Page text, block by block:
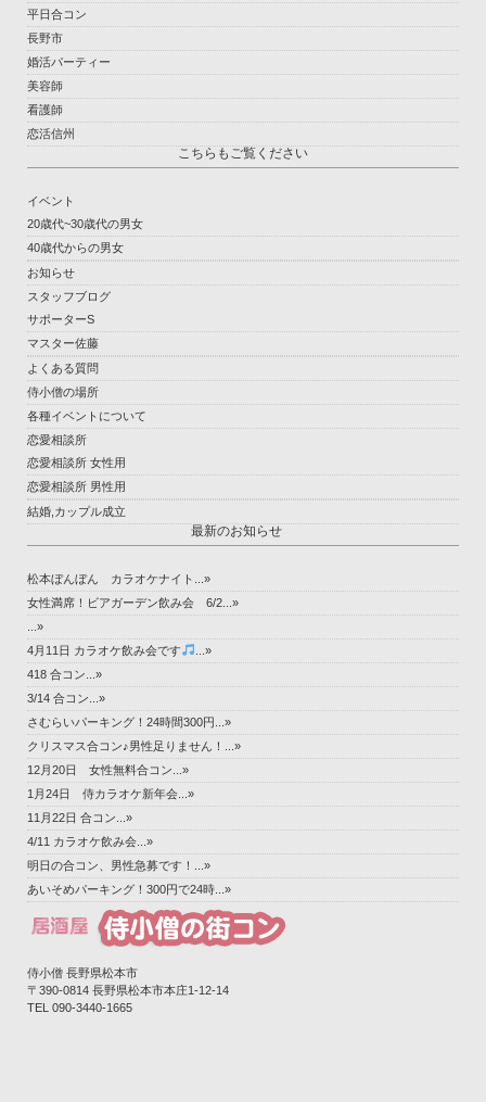
平日合コン
長野市
婚活パーティー
美容師
看護師
恋活信州
こちらもご覧ください
イベント
20歳代~30歳代の男女
40歳代からの男女
お知らせ
スタッフブログ
サポーターS
マスター佐藤
よくある質問
侍小僧の場所
各種イベントについて
恋愛相談所
恋愛相談所 女性用
恋愛相談所 男性用
結婚,カップル成立
最新のお知らせ
松本ぼんぼん カラオケナイト...»
女性満席！ビアガーデン飲み会 6/2...»
...»
4月11日 カラオケ飲み会です
...»
418 合コン...»
3/14 合コン...»
さむらいパーキング！24時間300円...»
クリスマス合コン♪男性足りません！...»
12月20日 女性無料合コン...»
1月24日 侍カラオケ新年会...»
11月22日 合コン...»
4/11 カラオケ飲み会...»
明日の合コン、男性急募です！...»
あいそめパーキング！300円で24時...»
侍小僧 長野県松本市
〒390-0814 長野県松本市本庄1-12-14‎
TEL 090-3440-1665